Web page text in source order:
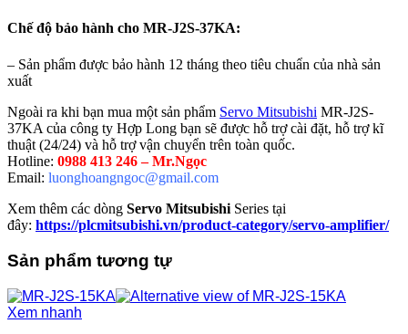
Chế độ bảo hành cho MR-J2S-37KA:
– Sản phẩm được bảo hành 12 tháng theo tiêu chuẩn của nhà sản
xuất
Ngoài ra khi bạn mua một sản phẩm Servo Mitsubishi MR-J2S-
37KA của công ty Hợp Long bạn sẽ được hỗ trợ cài đặt, hỗ trợ kĩ
thuật (24/24) và hỗ trợ vận chuyển trên toàn quốc.
Hotline: 0988 413 246– Mr.Ngọc
Email: luonghoangngoc@gmail.com
Xem thêm các dòng Servo Mitsubishi Series tại
đây: https://plcmitsubishi.vn/product-category/servo-amplifier/
Sản phẩm tương tự
Xem nhanh